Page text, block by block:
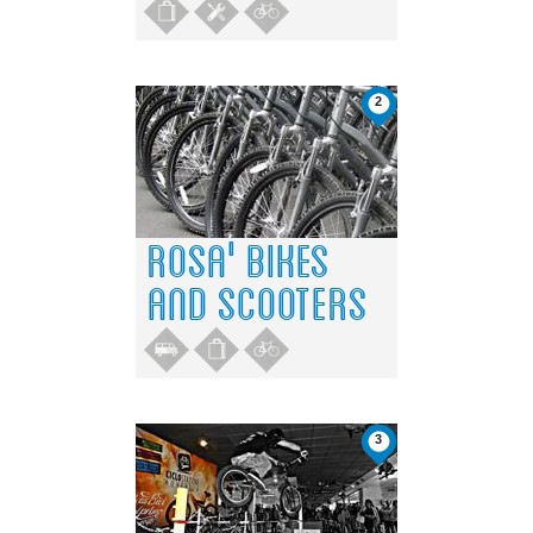
2
ROSA' BIKES
AND SCOOTERS
3